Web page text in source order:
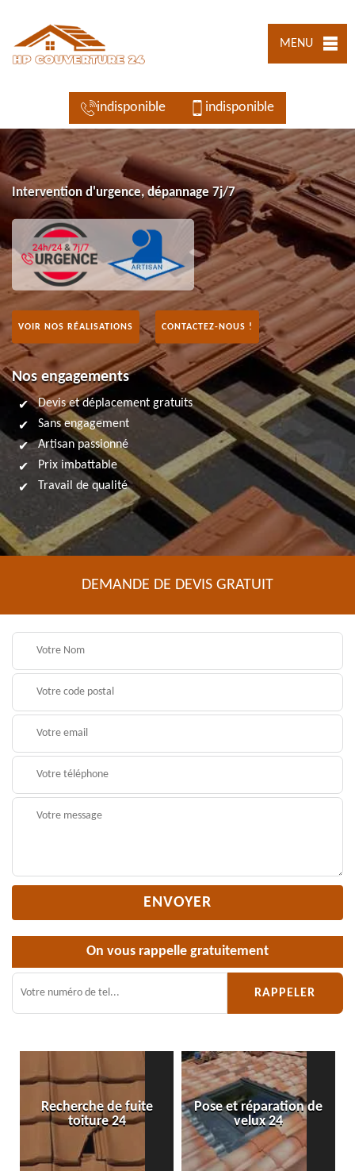
MENU
indisponible indisponible
Intervention d'urgence, dépannage 7j/7
VOIR NOS RÉALISATIONS CONTACTEZ-NOUS !
Nos engagements
Devis et déplacement gratuits
Sans engagement
Artisan passionné
Prix imbattable
Travail de qualité
DEMANDE DE DEVIS GRATUIT
On vous rappelle gratuitement
Recherche de fuite
toiture 24
Pose et réparation de
velux 24